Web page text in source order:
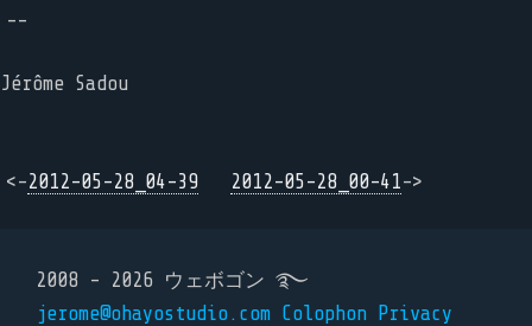
--
Jérôme Sadou
<-2012-05-28_04-39 2012-05-28_00-41->
2008 - 2026 ウェボゴン ࿐
jerome@ohayostudio.com Colophon Privacy